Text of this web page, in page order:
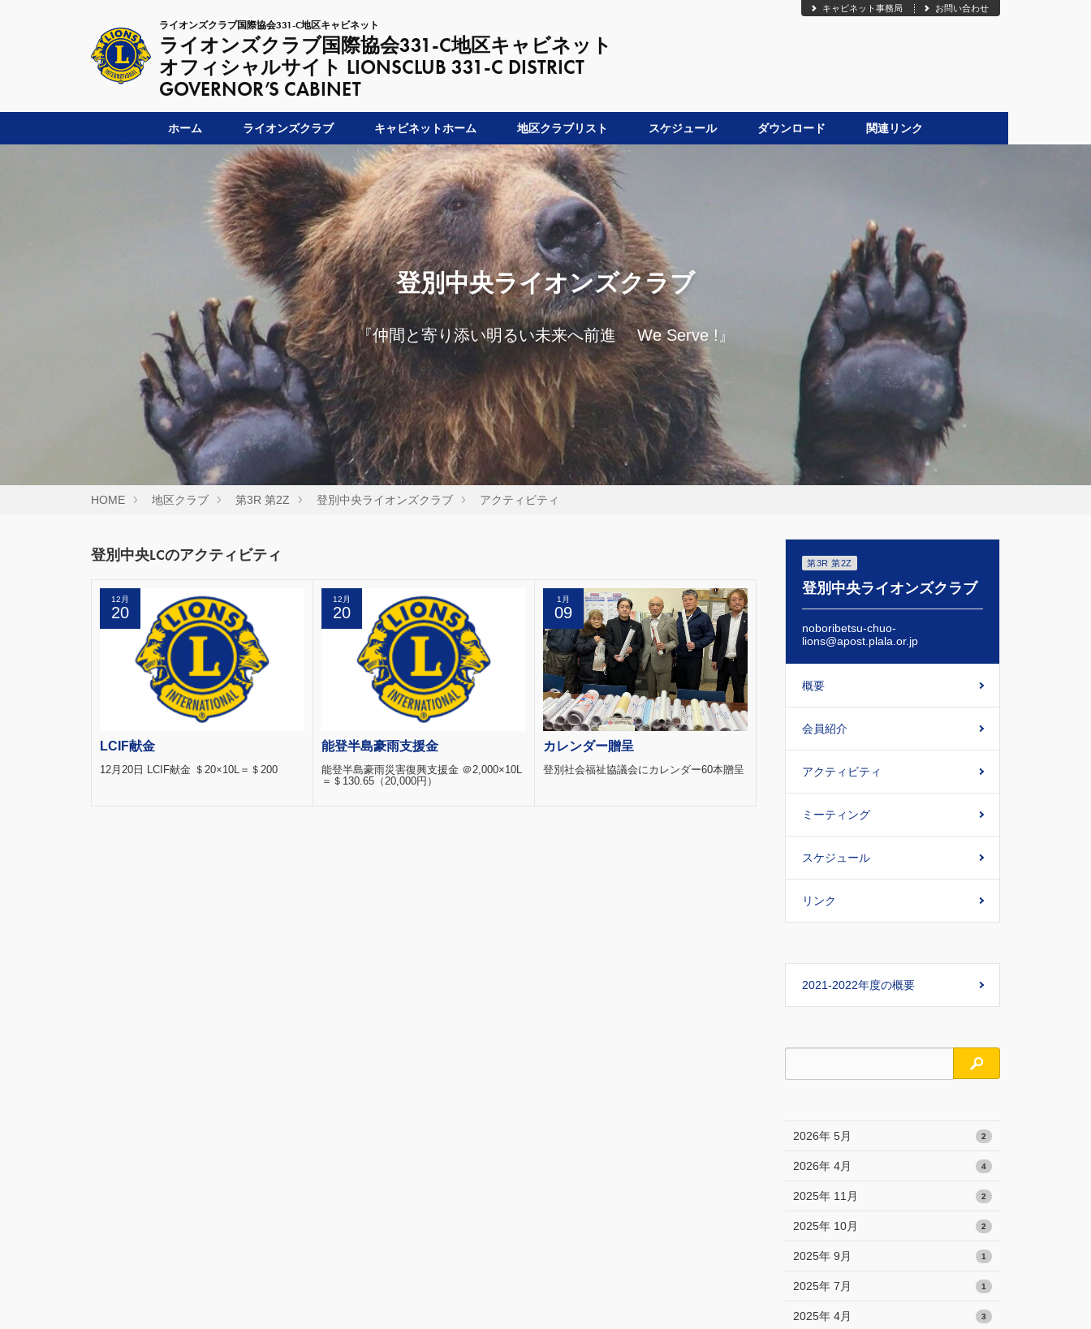
ライオンズクラブ国際協会331-C地区キャビネット
ライオンズクラブ国際協会331-C地区キャビネット
オフィシャルサイト LIONSCLUB 331-C DISTRICT
GOVERNOR’S CABINET
キャビネット事務局 お問い合わせ
ホーム ライオンズクラブ キャビネットホーム 地区クラブリスト スケジュール ダウンロード 関連リンク
登別中央ライオンズクラブ
『仲間と寄り添い明るい未来へ前進 We Serve !』
HOME 地区クラブ 第3R 第2Z 登別中央ライオンズクラブ アクティビティ
登別中央LCのアクティビティ
12月
20
LCIF献金
12月20日 LCIF献金 ＄20×10L＝＄200
12月
20
能登半島豪雨支援金
能登半島豪雨災害復興支援金 ＠2,000×10L
＝＄130.65（20,000円）
1月
09
カレンダー贈呈
登別社会福祉協議会にカレンダー60本贈呈
第3R 第2Z
登別中央ライオンズクラブ
noboribetsu-chuo-
lions@apost.plala.or.jp
概要
会員紹介
アクティビティ
ミーティング
スケジュール
リンク
2021-2022年度の概要
検索
2026年 5月 2
2026年 4月 4
2025年 11月 2
2025年 10月 2
2025年 9月 1
2025年 7月 1
2025年 4月 3